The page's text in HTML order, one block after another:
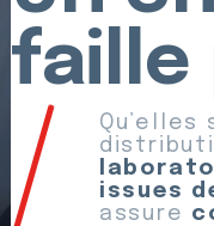
faille
issues
assure